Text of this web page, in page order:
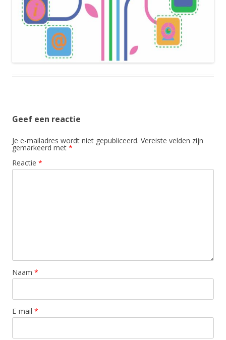
Geef een reactie
Je e-mailadres wordt niet gepubliceerd. Vereiste velden zijn
gemarkeerd met *
Reactie *
Naam *
E-mail *